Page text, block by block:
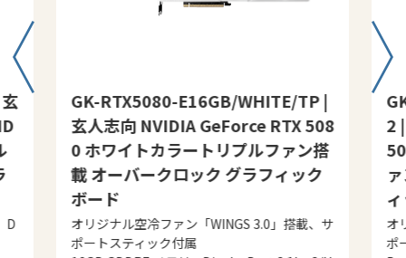
D
GK-RTX5080-E16GB/WHITE/TP |
玄人志向 NVIDIA GeForce RTX 508
0 ホワイトカラートリプルファン搭
載 オーバークロック グラフィック
ボード
オリジナル空冷ファン「WINGS 3.0」搭載、サ
ポートスティック付属
2
オ
ポ